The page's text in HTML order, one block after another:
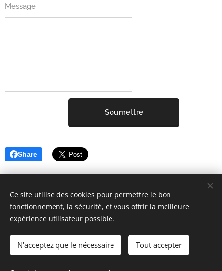
Message
Soumettre
Share
2001-2026 ELYSIUM3 (c) Tous droits réservés.
Mentions Légales Cookies
Ce site utilise des cookies pour permettre le bon
fonctionnement, la sécurité, et vous offrir la meilleure
expérience utilisateur possible.
N'acceptez que le nécessaire Tout accepter